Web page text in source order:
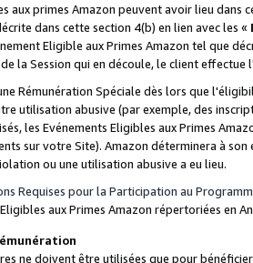
aux primes Amazon peuvent avoir lieu dans
dans cette section 4(b) en lien avec les «
Eligible aux Primes Amazon tel que
la Session qui en découle, le client
Rémunération Spéciale dès lors que
utilisation abusive (par exemple, des
les Evénements Eligibles aux Primes
sur votre Site). Amazon déterminera à
ou une utilisation abusive a eu lieu.
Requises pour la Participation au
aux Primes Amazon répertoriées en
ne doivent être utilisées que pour